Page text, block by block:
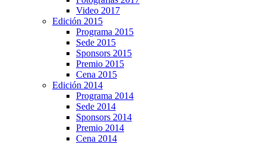
Video 2017
Edición 2015
Programa 2015
Sede 2015
Sponsors 2015
Premio 2015
Cena 2015
Edición 2014
Programa 2014
Sede 2014
Sponsors 2014
Premio 2014
Cena 2014